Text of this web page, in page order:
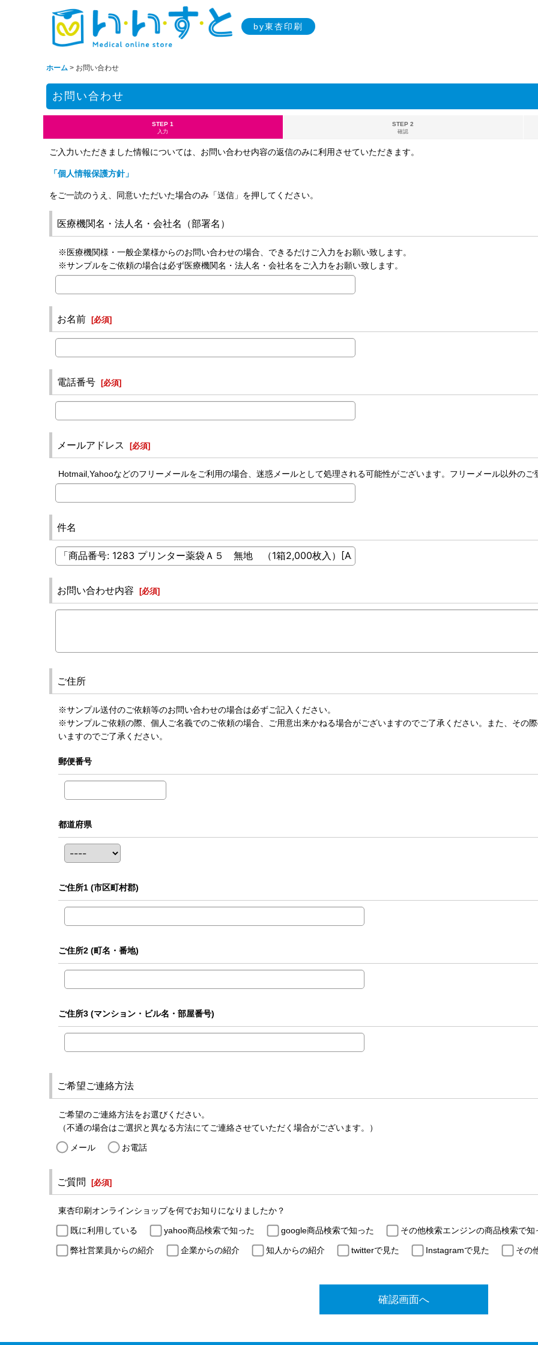
by東杏印刷
ホーム > お問い合わせ
お問い合わせ
STEP 1
入力
STEP 2
確認
ご入力いただきました情報については、お問い合わせ内容の返信のみに利用させていただきます。
「個人情報保護方針」
をご一読のうえ、同意いただいた場合のみ「送信」を押してください。
医療機関名・法人名・会社名（部署名）
※医療機関様・一般企業様からのお問い合わせの場合、できるだけご入力をお願い致します。
※サンプルをご依頼の場合は必ず医療機関名・法人名・会社名をご入力をお願い致します。
お名前 [必須]
電話番号 [必須]
メールアドレス [必須]
Hotmail,Yahooなどのフリーメールをご利用の場合、迷惑メールとして処理される可能性がございます。フリーメール以外のご
件名
お問い合わせ内容 [必須]
ご住所
※サンプル送付のご依頼等のお問い合わせの場合は必ずご記入ください。
※サンプルご依頼の際、個人ご名義でのご依頼の場合、ご用意出来かねる場合がございますのでご了承ください。また、その
いますのでご了承ください。
郵便番号
都道府県
ご住所1 (市区町村郡)
ご住所2 (町名・番地)
ご住所3 (マンション・ビル名・部屋番号)
ご希望ご連絡方法
ご希望のご連絡方法をお選びください。
（不通の場合はご選択と異なる方法にてご連絡させていただく場合がございます。）
メール お電話
ご質問 [必須]
東杏印刷オンラインショップを何でお知りになりましたか？
既に利用している yahoo商品検索で知った google商品検索で知った その他検索エンジンの商品検索で知
弊社営業員からの紹介 企業からの紹介 知人からの紹介 twitterで見た Instagramで見た その
確認画面へ